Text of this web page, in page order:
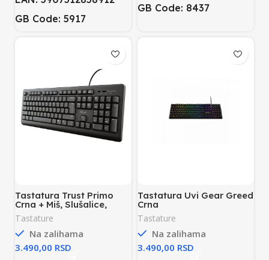
GB Code: 5917
GB Code: 8437
Tastatura Trust Primo
Crna + Miš, Slušalice,
Podloga za miš
Tastature
Na zalihama
RSD
Tastatura Uvi Gear Greed
Crna
Tastature
Na zalihama
RSD